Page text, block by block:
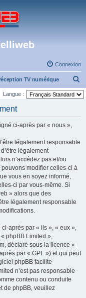
Connexion
TV numérique
e
Langue :
ci-après par « nous »,
légalement responsable
légalement
n’accédez pas et/ou
modifier celles-ci à
vous en soyez informé,
ci par vous-même. Si
» alors que des
légalement responsable
après par « ils », « eux »,
phpBB Limited »,
déclaré sous la licence «
par « GPL ») et qui peut
phpBB facilite
n’est pas responsable
contenu ou conduite
de phpBB, veuillez